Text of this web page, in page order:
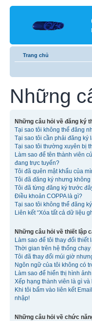
Trang chủ
Những
Những câu hỏi về đăng ký
Tại sao tôi không thể đăng
Tại sao tôi cần phải đăng ký
Tại sao tôi thường xuyên bị
Làm sao để tên thành viên
đang trực tuyến?
Tôi đã quên mật khẩu của
Tôi đã đăng ký nhưng
Tôi đã từng đăng ký trước
Điều khoản COPPA là gì?
Tại sao tôi không thể đăng
Liên kết “Xóa tất cả dữ liệu
Những câu hỏi về thiết lập
Làm sao để tôi thay đổi thiết
Thời gian trên hệ thống
Tôi đã thay đổi múi giờ
Ngôn ngữ của tôi không có
Làm sao để hiển thị hình
Xếp hạng thành viên là gì
Khi tôi bấm vào liên kết
nhập!
Những câu hỏi về chức